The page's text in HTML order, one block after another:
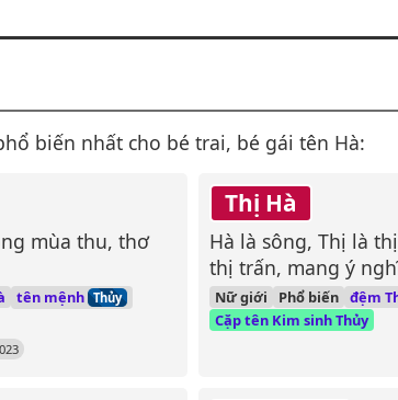
biến nhất cho bé trai, bé gái tên Hà:
mùa thu, thơ
tên mệnh Thủy
Thị Hà
Hà là sông, Thị là
thị trấn, mang ý
thanh bình như
Nữ giới Phổ biến đệm
Cặp tên Kim sinh Thủy